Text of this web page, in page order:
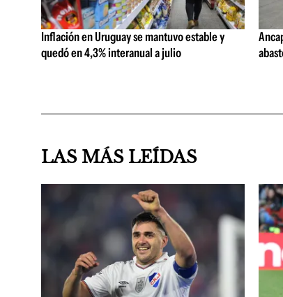
Inflación en Uruguay se mantuvo estable y
quedó en 4,3% interanual a julio
LAS MÁS LEÍDAS